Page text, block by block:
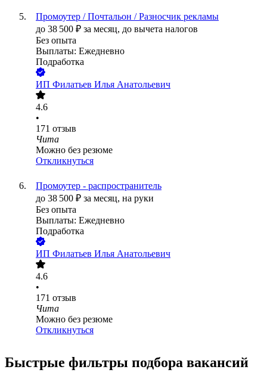
Промоутер / Почтальон / Разносчик рекламы
до 38 500 ₽ за месяц, до вычета налогов
Без опыта
Выплаты: Ежедневно
Подработка
ИП Филатьев Илья Анатольевич
4.6
•
171 отзыв
Чита
Можно без резюме
Откликнуться
Промоутер - распространитель
до 38 500 ₽ за месяц, на руки
Без опыта
Выплаты: Ежедневно
Подработка
ИП Филатьев Илья Анатольевич
4.6
•
171 отзыв
Чита
Можно без резюме
Откликнуться
Быстрые фильтры подбора вакансий